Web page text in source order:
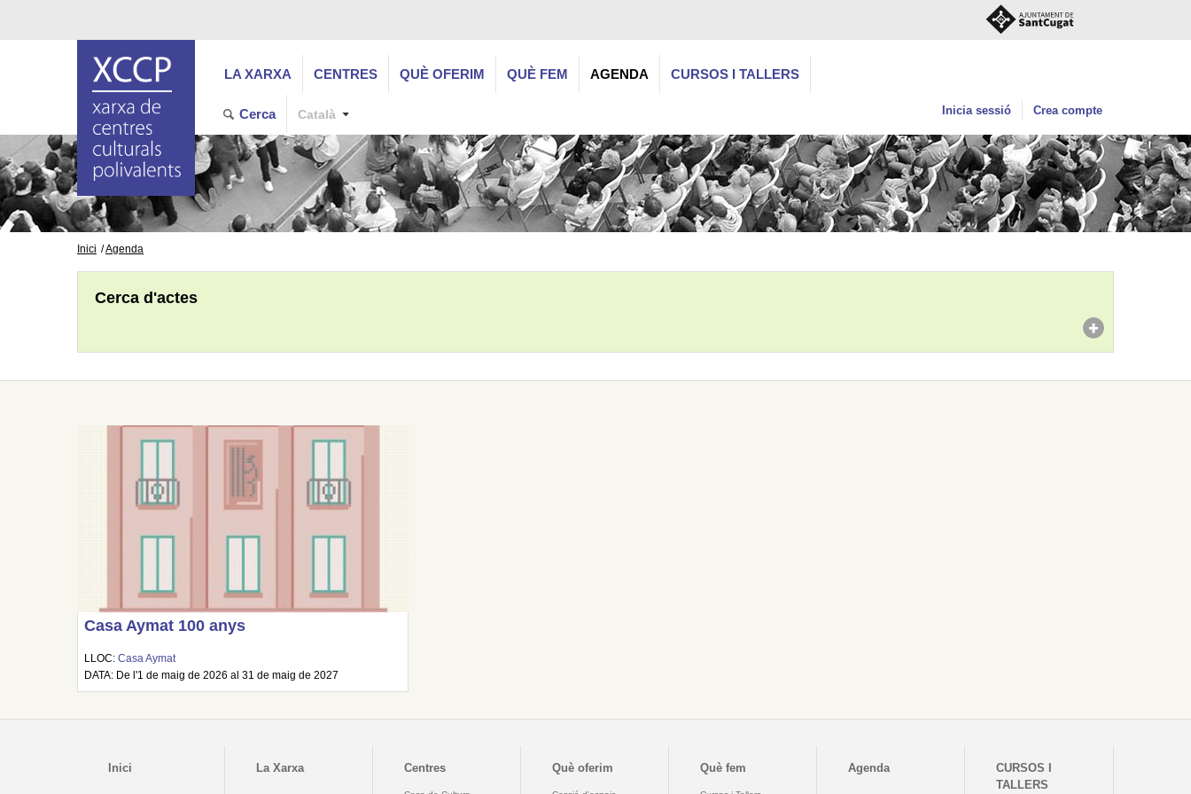
LA XARXA CENTRES QUÈ OFERIM QUÈ FEM AGENDA CURSOS I TALLERS
Cerca Català Inicia sessió Crea compte
Inici Agenda
Cerca d'actes
Casa Aymat 100 anys
LLOC:Casa Aymat
DATA: De l'1 de maig de 2026 al 31 de maig de 2027
Inici La Xarxa Centres Què oferim Què fem Agenda
CURSOS I
TALLERS